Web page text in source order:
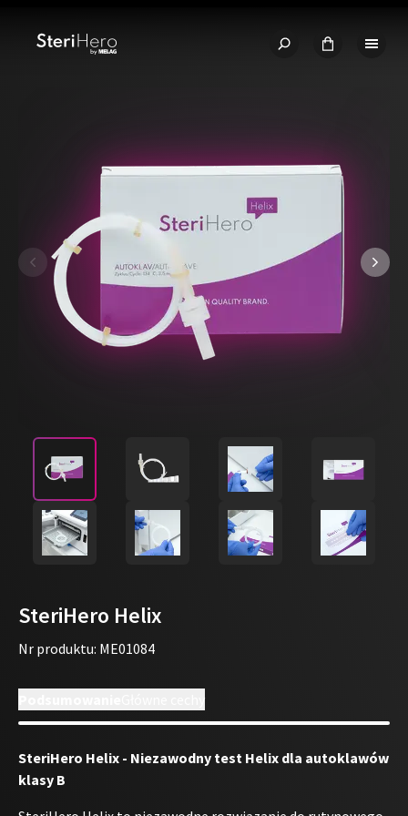
SteriHero Helix
Nr produktu: ME01084
SteriHero Helix - Niezawodny test Helix dla autoklawów
klasy B